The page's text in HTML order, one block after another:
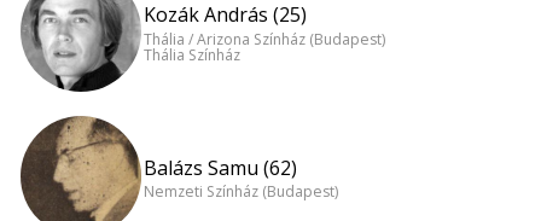
Kozák András (25)
Thália / Arizona Színház (Budapest)
Thália Színház
Balázs Samu (62)
Nemzeti Színház (Budapest)